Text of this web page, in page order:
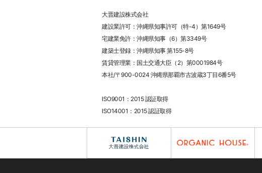
大晋建設株式会社
建設業許可：沖縄県知事許可（特-4）第1649号
宅建業免許：沖縄県知事（6）第3349号
建築士登録：沖縄県知事 第155-8号
賃貸管理業：国土交通大臣（2）第0001984号
本社/〒900-0024 沖縄県那覇市古波蔵3丁目6番5号
ISO9001：2015 認証取得
ISO14001：2015 認証取得